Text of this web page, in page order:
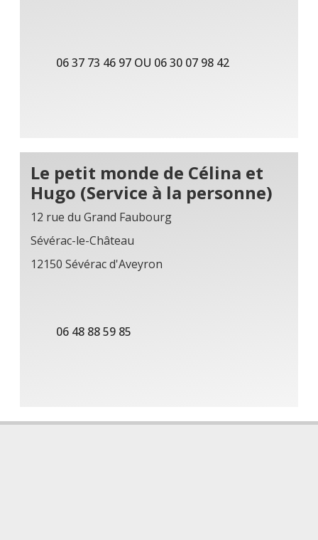
06 37 73 46 97 OU 06 30 07 98 42
Le petit monde de Célina et
Hugo (Service à la personne)
12 rue du Grand Faubourg
Sévérac-le-Château
12150 Sévérac d'Aveyron
06 48 88 59 85